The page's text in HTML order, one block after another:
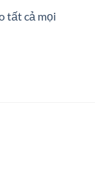
tất cả mọi